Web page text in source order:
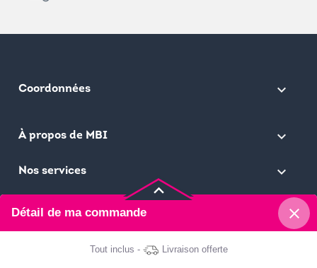
keyboard_arrow_up
Détail de ma commande close
Tout inclus - Livraison offerte
Coordonnées keyboard_arrow_down
À propos de MBI 
Nos services 